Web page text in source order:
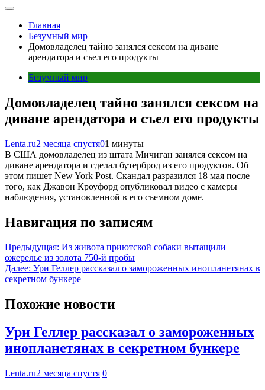
Главная
Безумный мир
Домовладелец тайно занялся сексом на диване
арендатора и съел его продукты
Безумный мир
Домовладелец тайно занялся сексом на
диване арендатора и съел его продукты
Lenta.ru2 месяца спустя01 минуты
В США домовладелец из штата Мичиган занялся сексом на
диване арендатора и сделал бутерброд из его продуктов. Об
этом пишет New York Post. Скандал разразился 18 мая после
того, как Джавон Кроуфорд опубликовал видео с камеры
наблюдения, установленной в его съемном доме.
Навигация по записям
Предыдущая: Из живота приютской собаки вытащили
ожерелье из золота 750-й пробы
Далее: Ури Геллер рассказал о замороженных инопланетянах в
секретном бункере
Похожие новости
Ури Геллер рассказал о замороженных
инопланетянах в секретном бункере
Lenta.ru2 месяца спустя 0